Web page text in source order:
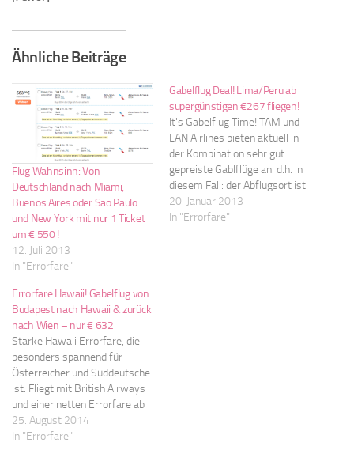
Ähnliche Beiträge
Flug Wahnsinn: Von
Deutschland nach Miami,
Buenos Aires oder Sao Paulo
und New York mit nur 1 Ticket
um € 550 !
12. Juli 2013
In "Errorfare"
Gabelflug Deal! Lima/Peru ab
supergünstigen €267 fliegen!
It's Gabelflug Time! TAM und
LAN Airlines bieten aktuell in
der Kombination sehr gut
gepreiste Gablflüge an. d.h. in
diesem Fall: der Abflugsort ist
nicht der Rückkehrort. Bei den
Gabelflügen gehts nach Lima,
20. Januar 2013
In "Errorfare"
Errorfare Hawaii! Gabelflug von
Budapest nach Hawaii & zurück
nach Wien – nur € 632
Starke Hawaii Errorfare, die
besonders spannend für
Österreicher und Süddeutsche
ist. Fliegt mit British Airways
und einer netten Errorfare ab
nur € 632 nach Hawaii. Los
gehts ab Budapest und zurück
25. August 2014
In "Errorfare"